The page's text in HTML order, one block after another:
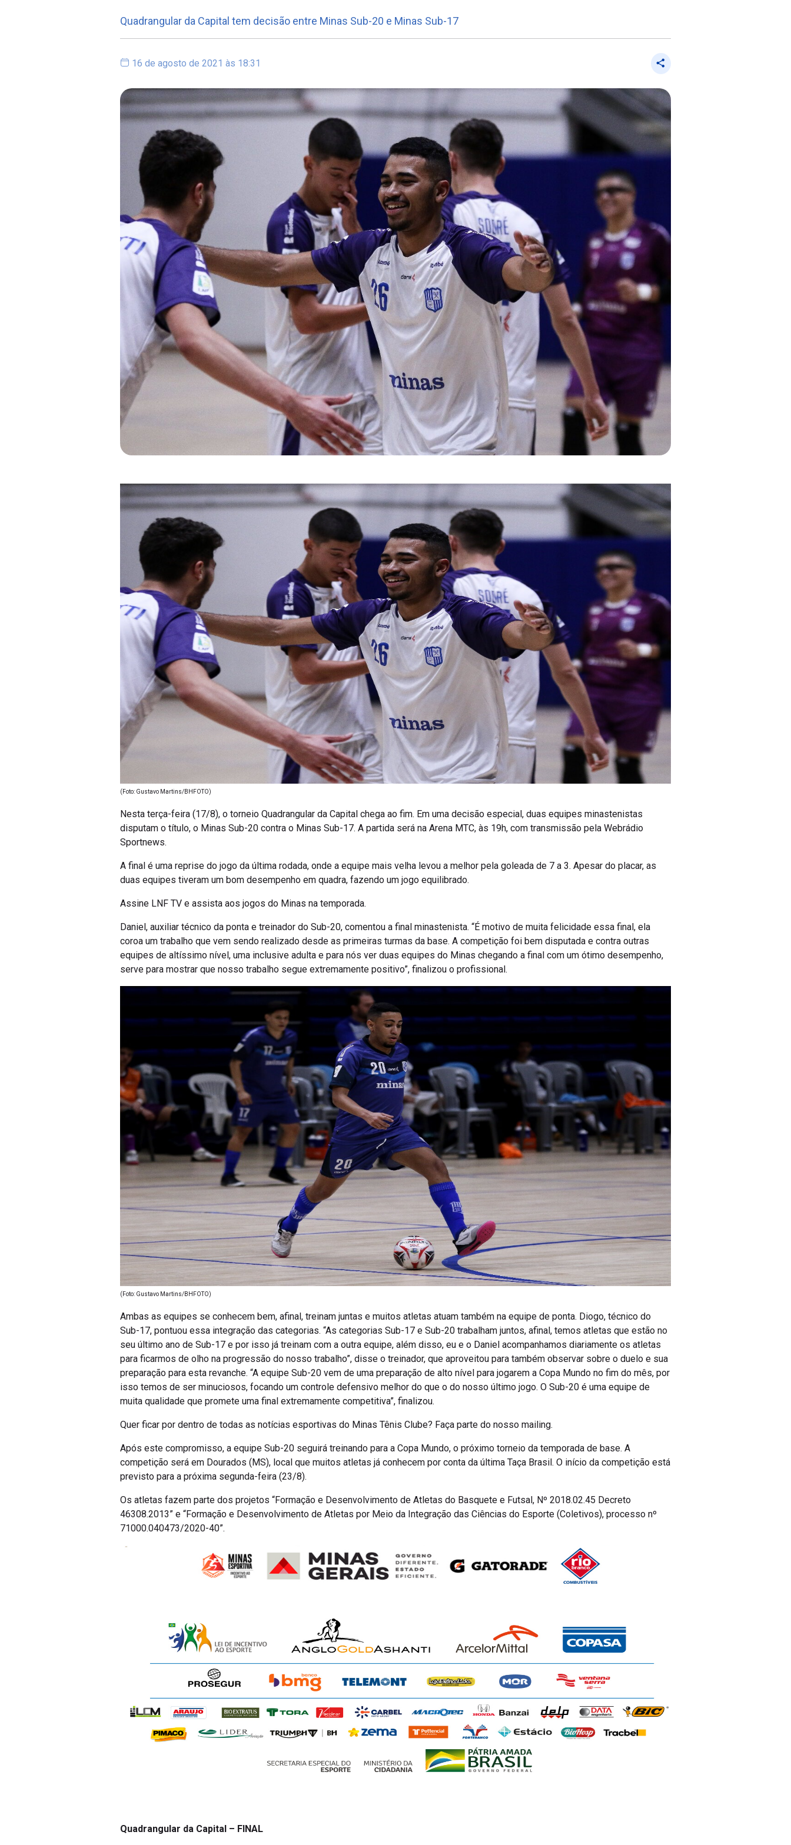
Quadrangular da Capital tem decisão entre Minas Sub-20 e Minas Sub-17
16 de agosto de 2021 às 18:31
(Foto: Gustavo Martins/BHFOTO)
Nesta terça-feira (17/8), o torneio Quadrangular da Capital chega ao fim. Em uma decisão especial, duas equipes minastenistas
disputam o título, o Minas Sub-20 contra o Minas Sub-17. A partida será na Arena MTC, às 19h, com transmissão pela Webrádio
Sportnews.
A final é uma reprise do jogo da última rodada, onde a equipe mais velha levou a melhor pela goleada de 7 a 3. Apesar do placar, as
duas equipes tiveram um bom desempenho em quadra, fazendo um jogo equilibrado.
Assine LNF TV e assista aos jogos do Minas na temporada.
Daniel, auxiliar técnico da ponta e treinador do Sub-20, comentou a final minastenista. “É motivo de muita felicidade essa final, ela
coroa um trabalho que vem sendo realizado desde as primeiras turmas da base. A competição foi bem disputada e contra outras
equipes de altíssimo nível, uma inclusive adulta e para nós ver duas equipes do Minas chegando a final com um ótimo desempenho,
serve para mostrar que nosso trabalho segue extremamente positivo”, finalizou o profissional.
(Foto: Gustavo Martins/BHFOTO)
Ambas as equipes se conhecem bem, afinal, treinam juntas e muitos atletas atuam também na equipe de ponta. Diogo, técnico do
Sub-17, pontuou essa integração das categorias. “As categorias Sub-17 e Sub-20 trabalham juntos, afinal, temos atletas que estão no
seu último ano de Sub-17 e por isso já treinam com a outra equipe, além disso, eu e o Daniel acompanhamos diariamente os atletas
para ficarmos de olho na progressão do nosso trabalho”, disse o treinador, que aproveitou para também observar sobre o duelo e sua
preparação para esta revanche. “A equipe Sub-20 vem de uma preparação de alto nível para jogarem a Copa Mundo no fim do mês, por
isso temos de ser minuciosos, focando um controle defensivo melhor do que o do nosso último jogo. O Sub-20 é uma equipe de
muita qualidade que promete uma final extremamente competitiva”, finalizou.
Quer ficar por dentro de todas as notícias esportivas do Minas Tênis Clube? Faça parte do nosso mailing.
Após este compromisso, a equipe Sub-20 seguirá treinando para a Copa Mundo, o próximo torneio da temporada de base. A
competição será em Dourados (MS), local que muitos atletas já conhecem por conta da última Taça Brasil. O início da competição está
previsto para a próxima segunda-feira (23/8).
Os atletas fazem parte dos projetos “Formação e Desenvolvimento de Atletas do Basquete e Futsal, Nº 2018.02.45 Decreto
46308.2013” e “Formação e Desenvolvimento de Atletas por Meio da Integração das Ciências do Esporte (Coletivos), processo nº
71000.040473/2020-40”.
Quadrangular da Capital – FINAL